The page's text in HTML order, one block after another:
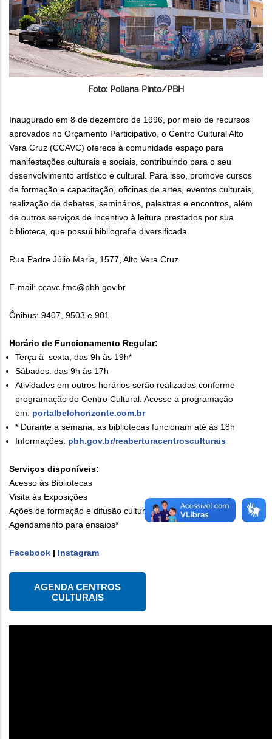
Foto: Poliana Pinto/PBH
Inaugurado em 8 de dezembro de 1996, por meio de recursos
aprovados no Orçamento Participativo, o Centro Cultural Alto
Vera Cruz (CCAVC) oferece à comunidade espaço para
manifestações culturais e sociais, contribuindo para o seu
desenvolvimento artístico e cultural. Para isso, promove cursos
de formação e capacitação, oficinas de artes, eventos culturais,
realização de debates, seminários, palestras e encontros, além
de outros serviços de incentivo à leitura prestados por sua
biblioteca, que possui bibliografia diversificada.
Rua Padre Júlio Maria, 1577, Alto Vera Cruz
E-mail: ccavc.fmc@pbh.gov.br
Ônibus: 9407, 9503 e 901
Horário de Funcionamento Regular:
Terça à sexta, das 9h às 19h*
Sábados: das 9h às 17h
Atividades em outros horários serão realizadas conforme
programação do Centro Cultural. Acesse a programação
em: portalbelohorizonte.com.br
* Durante a semana, as bibliotecas funcionam até às 18h
Informações: pbh.gov.br/reaberturacentrosculturais
Serviços disponíveis:
Acesso às Bibliotecas
Visita às Exposições
Ações de formação e difusão cultural*
Agendamento para ensaios*
Facebook | Instagram
AGENDA CENTROS
CULTURAIS